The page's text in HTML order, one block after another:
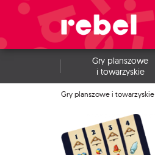
Gry planszowe
i towarzyskie
Gry planszowe i towarzyskie